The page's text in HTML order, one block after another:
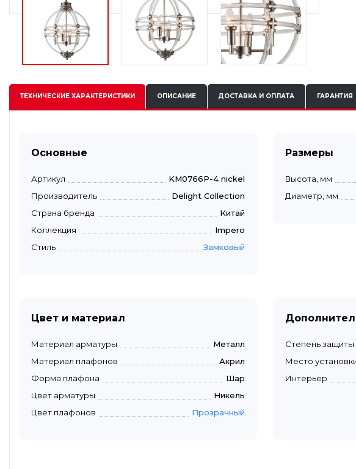
ТЕХНИЧЕСКИЕХАРАКТЕРИСТИКИ ОПИСАНИЕ ДОСТАВКА И ОПЛАТА ГАРАНТИЯ
Основные
Артикул
KM0766P-4 nickel
Производитель
Delight Collection
Страна бренда
Китай
Коллекция
Impero
Стиль
Замковый
Размеры
Высота, мм
Диаметр, мм
Цвет и материал
Материал арматуры
Металл
Материал плафонов
Акрил
Форма плафона
Шар
Цвет арматуры
Никель
Цвет плафонов
Прозрачный
Степень защиты
Место
Интерьер